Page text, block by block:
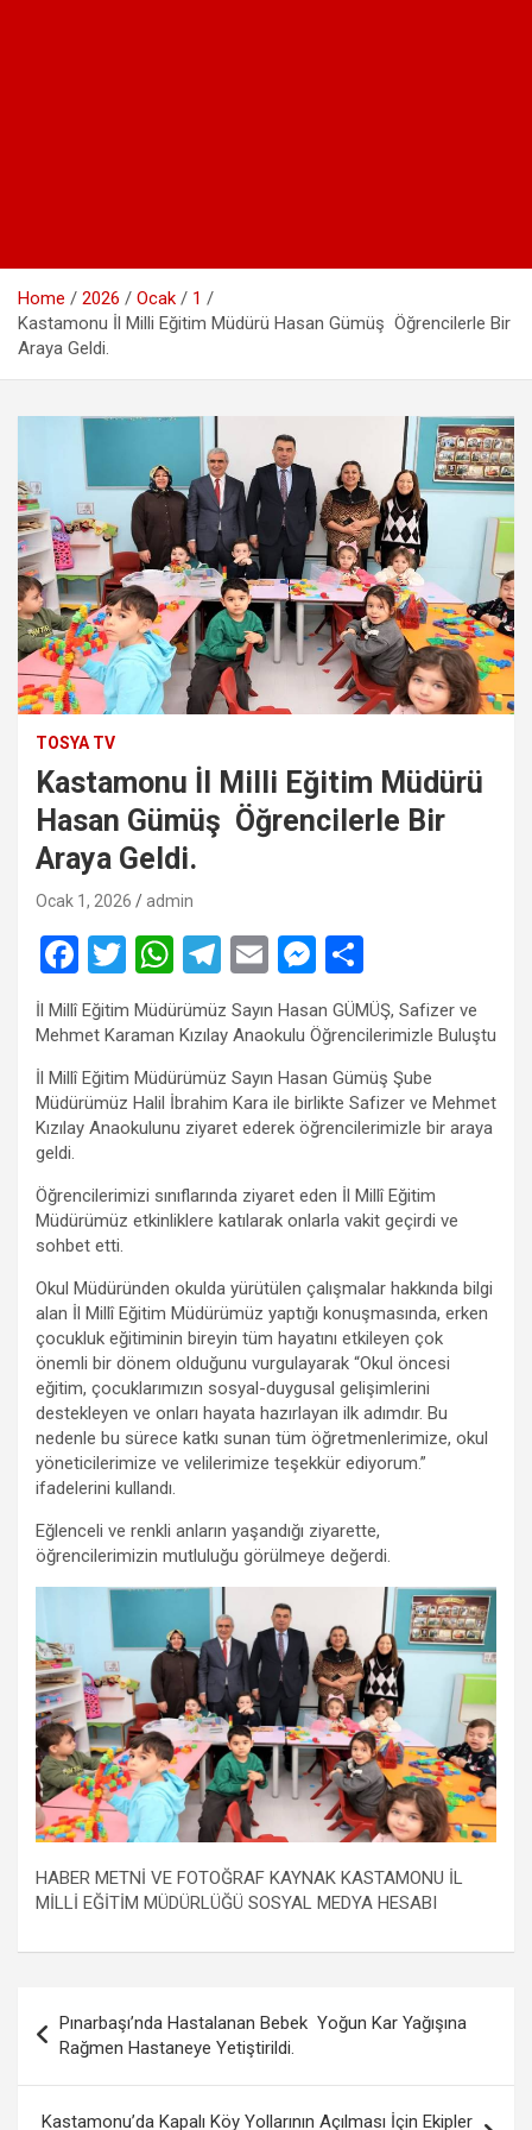
Home 2026 Ocak
1
Kastamonu İl Milli Eğitim Müdürü Hasan Gümüş Öğrencilerle Bir
Araya Geldi.
TOSYA TV
Kastamonu İl Milli Eğitim Müdürü
Hasan Gümüş Öğrencilerle Bir
Araya Geldi.
Ocak 1, 2026 admin
F
a
ce
b
o
o
k
T
wi
tt
er
W
h
at
s
A
p
p
T
el
e
gr
a
m
E
m
ail
M
es
se
n
g
er
h
ar
e
İl Millî Eğitim Müdürümüz Sayın Hasan GÜMÜŞ, Safizer ve
Mehmet Karaman Kızılay Anaokulu Öğrencilerimizle Buluştu
İl Millî Eğitim Müdürümüz Sayın Hasan Gümüş Şube
Müdürümüz Halil İbrahim Kara ile birlikte Safizer ve Mehmet
Kızılay Anaokulunu ziyaret ederek öğrencilerimizle bir araya
geldi.
Öğrencilerimizi sınıflarında ziyaret eden İl Millî Eğitim
Müdürümüz etkinliklere katılarak onlarla vakit geçirdi ve
sohbet etti.
Okul Müdüründen okulda yürütülen çalışmalar hakkında bilgi
alan İl Millî Eğitim Müdürümüz yaptığı konuşmasında, erken
çocukluk eğitiminin bireyin tüm hayatını etkileyen çok
önemli bir dönem olduğunu vurgulayarak “Okul öncesi
eğitim, çocuklarımızın sosyal-duygusal gelişimlerini
destekleyen ve onları hayata hazırlayan ilk adımdır. Bu
nedenle bu sürece katkı sunan tüm öğretmenlerimize, okul
yöneticilerimize ve velilerimize teşekkür ediyorum.”
ifadelerini kullandı.
Eğlenceli ve renkli anların yaşandığı ziyarette,
öğrencilerimizin mutluluğu görülmeye değerdi.
HABER METNİ VE FOTOĞRAF KAYNAK KASTAMONU İL
MİLLİ EĞİTİM MÜDÜRLÜĞÜ SOSYAL MEDYA HESABI
gezinmesi
Pınarbaşı’nda Hastalanan Bebek Yoğun Kar Yağışına
Rağmen Hastaneye Yetiştirildi.
Kastamonu’da Kapalı Köy Yollarının Açılması İçin Ekipler